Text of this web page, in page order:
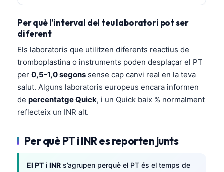
Per què l’interval del teu laboratori pot ser
diferent
Els laboratoris que utilitzen diferents reactius de
tromboplastina o instruments poden desplaçar el PT
per 0,5-1,0 segons sense cap canvi real en la teva
salut. Alguns laboratoris europeus encara informen
de percentatge Quick, i un Quick baix % normalment
reflecteix un INR alt.
Per què PT i INR es reporten junts
El PT i INR s’agrupen perquè el PT és el temps de